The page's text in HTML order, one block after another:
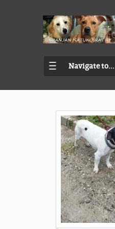
Navigate to...